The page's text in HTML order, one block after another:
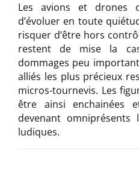
Les avions et drones
d’évoluer en toute
risquer d’être hors
restent de mise la
dommages peu
alliés les plus précieux
micros-tournevis. Les
être ainsi enchainées
devenant omniprésents
ludiques.